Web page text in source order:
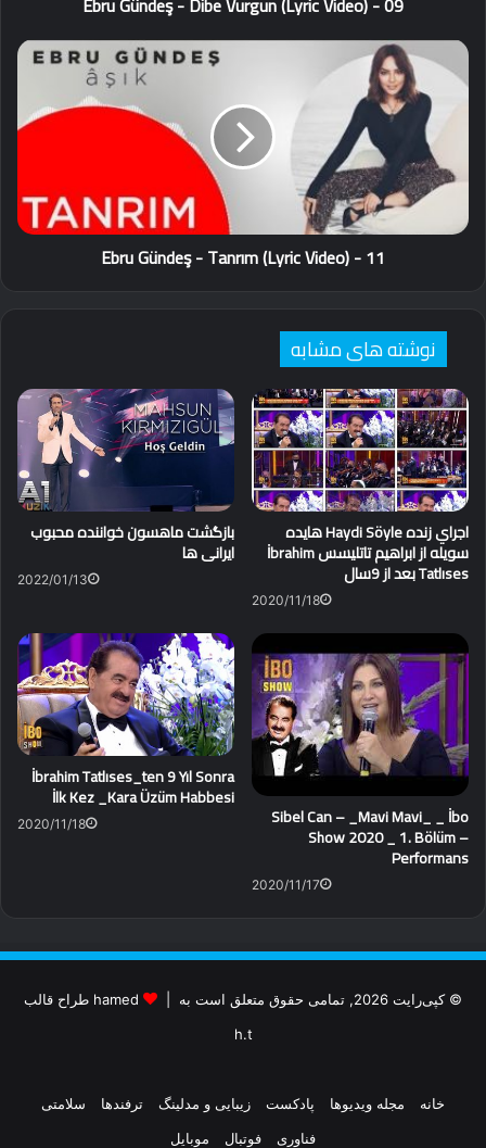
11
Gündeş
Tanrım
(Lyric
11 - Ebru Gündeş - Tanrım (Lyric Video)
نوشته های مشابه
بازگشت ماهسون خواننده محبوب
ایرانی ها
2022/01/13
اجراي زنده Haydi Söyle هايده
سويله از ابراهيم تاتليسس İbrahim
Tatlıses بعد از 9سال
2020/11/18
İbrahim Tatlıses_ten 9 Yıl Sonra
İlk Kez _Kara Üzüm Habbesi
2020/11/18 Sibel Can – _Mavi Mavi_ _ İbo
Show 2020 _ 1. Bölüm –
Performans
2020/11/17
© کپی‌رایت 2026, تمامی حقوق متعلق است به |
hamed طراح قالب
h.t
خانه مجله ویدیوها پادکست زیبایی و مدلینگ ترفندها
سلامتی
فناوری
فوتبال موبایل